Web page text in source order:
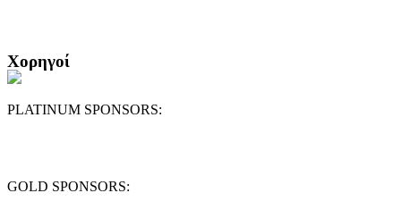
Χορηγοί
PLATINUM SPONSORS:
GOLD SPONSORS: